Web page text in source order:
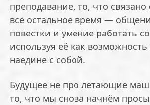
преподавание, то, что
всё остальное время —
повестки и умение работать
используя её как
наедине с собой.
Будущее не про летающие
то, что мы снова начнём